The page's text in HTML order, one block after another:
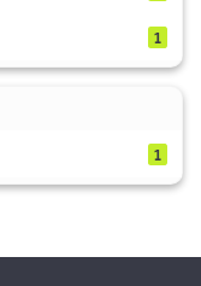
1
1